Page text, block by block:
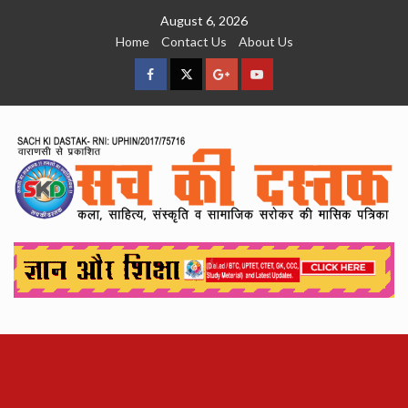
August 6, 2026
Home
Contact Us About Us
facebookTwitterGoogleYouTube